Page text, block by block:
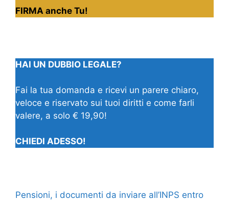
FIRMA anche Tu!
HAI UN DUBBIO LEGALE?
Fai la tua domanda e ricevi un parere chiaro,
veloce e riservato sui tuoi diritti e come farli
valere, a solo € 19,90!
CHIEDI ADESSO!
Pensioni, i documenti da inviare all’INPS entro